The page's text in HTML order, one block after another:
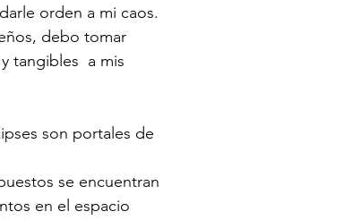
orden a mi caos.
debo tomar
tangibles  a mis
son portales de
se encuentran
en el espacio